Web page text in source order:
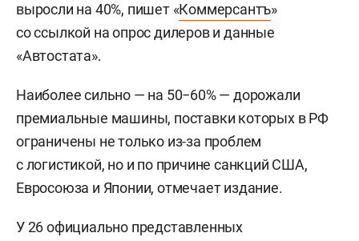
выросли на 40%, пишет «Коммерсантъ»
со ссылкой на опрос дилеров и данные
«Автостата».
Наиболее сильно — на 50−60% — дорожали
премиальные машины, поставки которых в РФ
ограничены не только из-за проблем
с логистикой, но и по причине санкций США,
Евросоюза и Японии, отмечает издание.
У 26 официально представленных